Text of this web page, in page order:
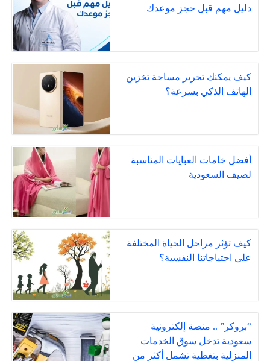
دليل مهم قبل حجز موعدك
كيف يمكنك تحرير مساحة تخزين
الهاتف الذكي بسرعة؟
أفضل خامات العبايات المناسبة
لصيف السعودية
كيف تؤثر مراحل الحياة المختلفة
على احتياجاتنا النفسية؟
“بروكر” .. منصة إلكترونية
سعودية تدخل سوق الخدمات
المنزلية بتغطية تشمل أكثر من